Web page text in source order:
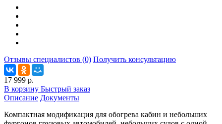
Отзывы специалистов (0) Получить консультацию
17 999 р.
В корзину Быстрый заказ
Описание Документы
Компактная модификация для обогрева кабин и небольших